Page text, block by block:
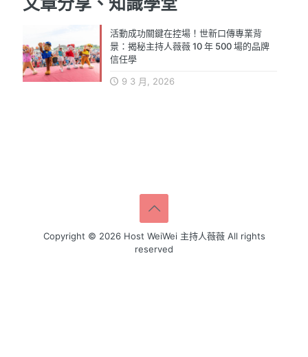
活動成功關鍵在控場！世新口傳專業背
景：揭秘主持人薇薇 10 年 500 場的品牌
信任學
9 3 月, 2026
Copyright © 2026 Host WeiWei 主持人薇薇 All rights
reserved